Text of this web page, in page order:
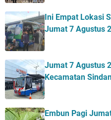
Ini Empat Lokasi
Jumat 7 Agustus
Jumat 7 Agustus
Kecamatan
Embun Pagi